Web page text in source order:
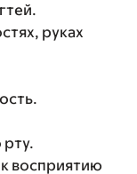
руках
восприятию